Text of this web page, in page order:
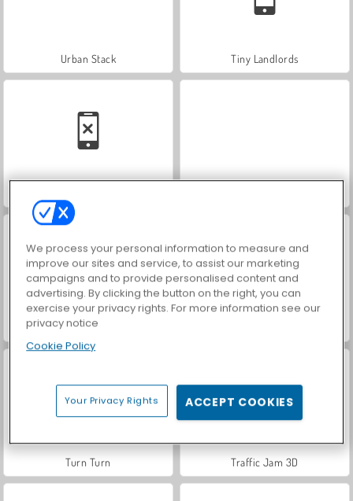
Urban Stack Tiny Landlords
Game of Emperors
Turn Turn Traffic Jam 3D
We process your personal information to measure and
improve our sites and service, to assist our marketing
campaigns and to provide personalised content and
advertising. By clicking the button on the right, you can
exercise your privacy rights. For more information see our
privacy notice
Cookie Policy
Your Privacy Rights ACCEPT COOKIES